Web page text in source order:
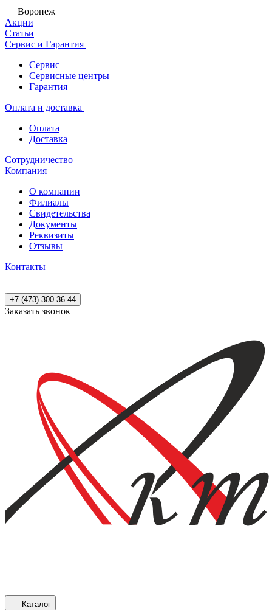
Воронеж
Акции
Статьи
Сервис и Гарантия
Сервис
Сервисные центры
Гарантия
Оплата и доставка
Оплата
Доставка
Сотрудничество
Компания
О компании
Филиалы
Свидетельства
Документы
Реквизиты
Отзывы
Контакты
+7 (473) 300-36-44
Заказать звонок
Каталог